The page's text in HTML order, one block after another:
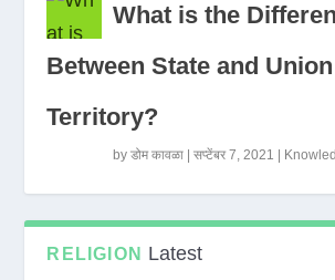
What is the
Between State and Union
Territory?
byडोम कावळा |सप्टेंबर 7, 2021
RELIGION Latest